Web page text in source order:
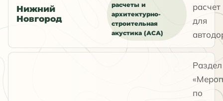
Нижний
Новгород
расчеты и
архитектурно-
строительная
акустика (АСА)
расчет
для
Раздел
по